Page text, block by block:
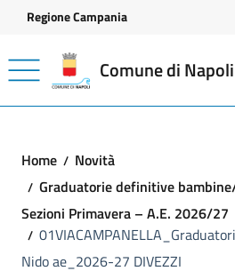
Vai ai contenuti
Vai al footer
Regione Campania
Comune di Napoli
Home
Novità
Graduatorie definitive
Sezioni Primavera – A.E. 2026/27
Nido ae_2026-27 DIVEZZI